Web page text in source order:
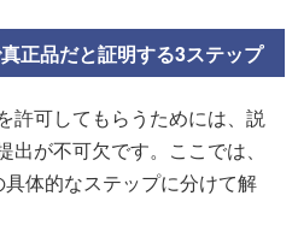
正品だと証明する3ステップ
許可してもらうためには、説
が不可欠です。ここでは、
体的なステップに分けて解